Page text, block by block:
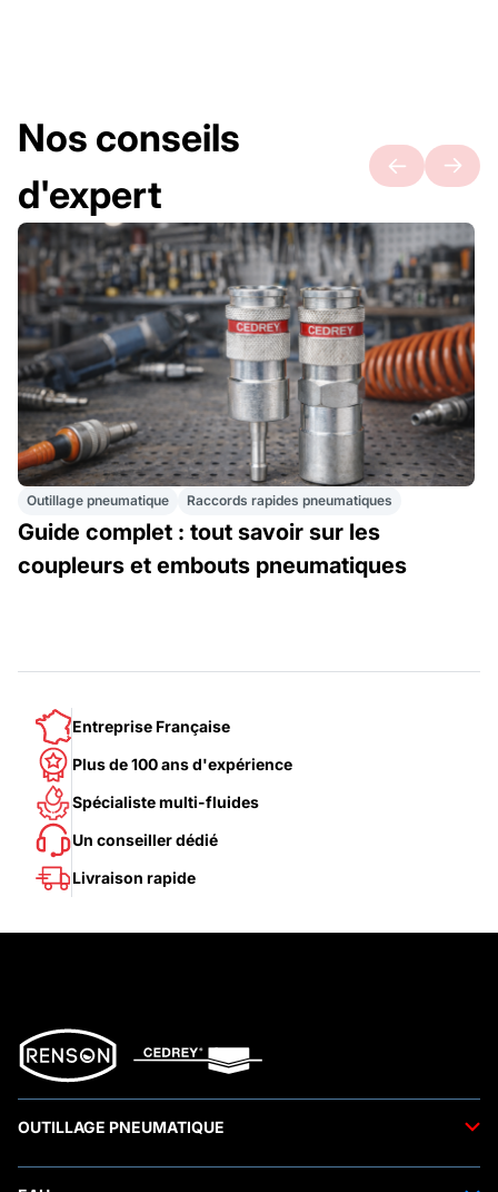
Nos conseils
d'expert
Outillage pneumatique Raccords rapides pneumatiques
Guide complet : tout savoir sur les
coupleurs et embouts pneumatiques
Entreprise Française
Plus de 100 ans d'expérience
Spécialiste multi-fluides
Un conseiller dédié
Livraison rapide
OUTILLAGE PNEUMATIQUE